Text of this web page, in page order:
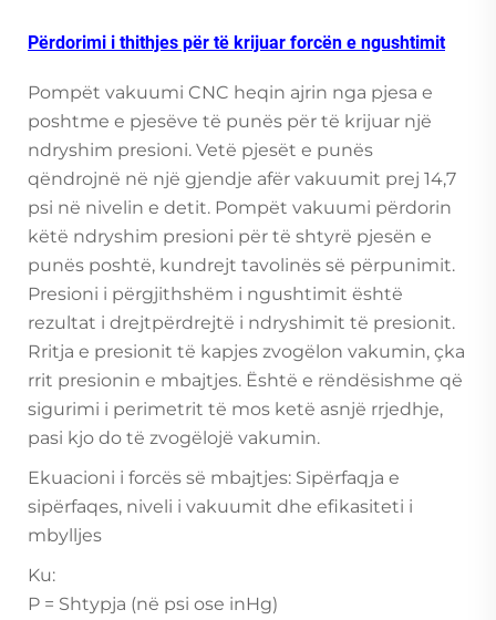
Përdorimi i thithjes për të krijuar forcën e ngushtimit
Pompët vakuumi CNC heqin ajrin nga pjesa e
poshtme e pjesëve të punës për të krijuar një
ndryshim presioni. Vetë pjesët e punës
qëndrojnë në një gjendje afër vakuumit prej 14,7
psi në nivelin e detit. Pompët vakuumi përdorin
këtë ndryshim presioni për të shtyrë pjesën e
punës poshtë, kundrejt tavolinës së përpunimit.
Presioni i përgjithshëm i ngushtimit është
rezultat i drejtpërdrejtë i ndryshimit të presionit.
Rritja e presionit të kapjes zvogëlon vakumin, çka
rrit presionin e mbajtjes. Është e rëndësishme që
sigurimi i perimetrit të mos ketë asnjë rrjedhje,
pasi kjo do të zvogëlojë vakumin.
Ekuacioni i forcës së mbajtjes: Sipërfaqja e
sipërfaqes, niveli i vakuumit dhe efikasiteti i
mbylljes
Ku:
P = Shtypja (në psi ose inHg)